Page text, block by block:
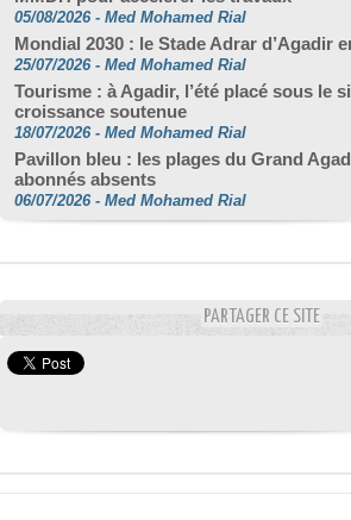
05/08/2026 - Med Mohamed Rial
Mondial 2030 : le Stade Adrar d’Agadir
25/07/2026 - Med Mohamed Rial
Tourisme : à Agadir, l’été placé sous le
croissance soutenue
18/07/2026 - Med Mohamed Rial
Pavillon bleu : les plages du Grand
abonnés absents
06/07/2026 - Med Mohamed Rial
PARTAGER CE SITE